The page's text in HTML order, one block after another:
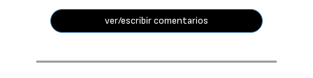
ver/escribir comentarios